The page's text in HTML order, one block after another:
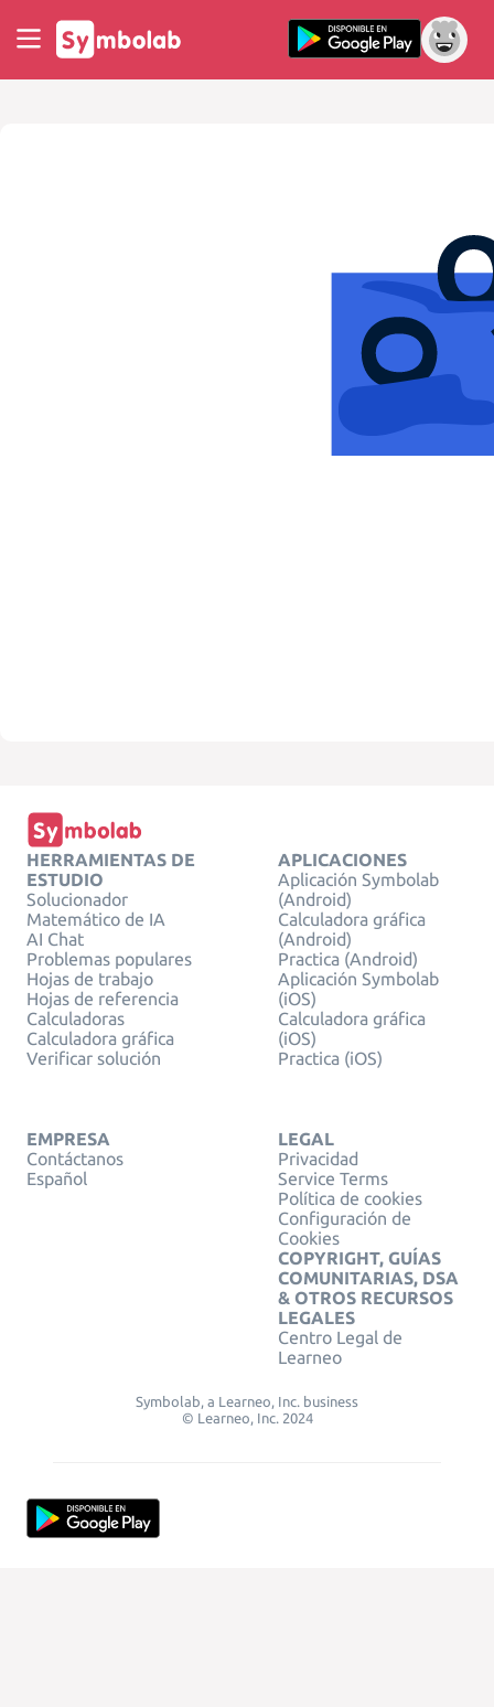
HERRAMIENTAS DE
ESTUDIO
Solucionador
Matemático de IA
AI Chat
Problemas populares
Hojas de trabajo
Hojas de referencia
Calculadoras
Calculadora gráfica
Verificar solución
APLICACIONES
Aplicación Symbolab
(Android)
Calculadora gráfica
(Android)
Practica (Android)
Aplicación Symbolab
(iOS)
Calculadora gráfica
(iOS)
Practica (iOS)
EMPRESA
Contáctanos
Español
LEGAL
Privacidad
Service Terms
Política de cookies
Configuración de
Cookies
COPYRIGHT, GUÍAS
COMUNITARIAS, DSA
& OTROS RECURSOS
LEGALES
Centro Legal de
Learneo
Symbolab, a Learneo, Inc. business
© Learneo, Inc. 2024